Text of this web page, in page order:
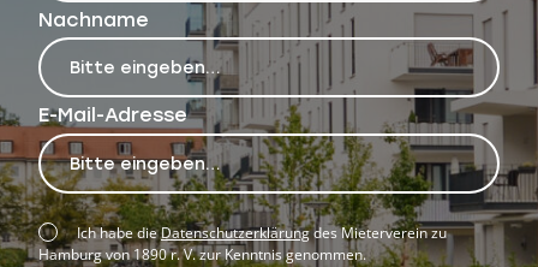
Nachname
E-Mail-Adresse
Ich habe dieDatenschutzerklärungdes Mieterverein zu
Hamburg von 1890 r. V. zur Kenntnis genommen.